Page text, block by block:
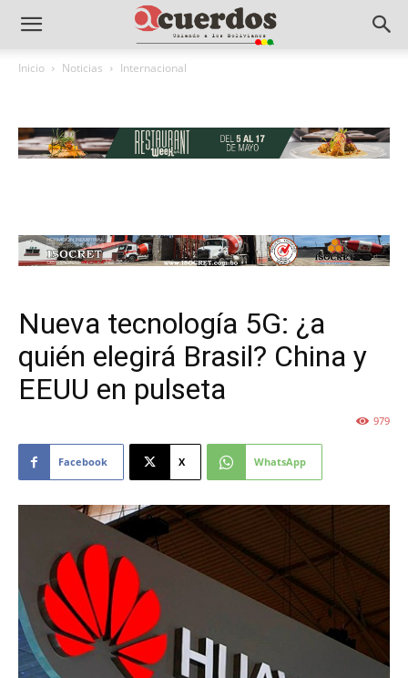
Inicio Noticias Internacional
Nueva tecnología 5G: ¿a
quién elegirá Brasil? China y
EEUU en pulseta
979
Facebook X WhatsApp